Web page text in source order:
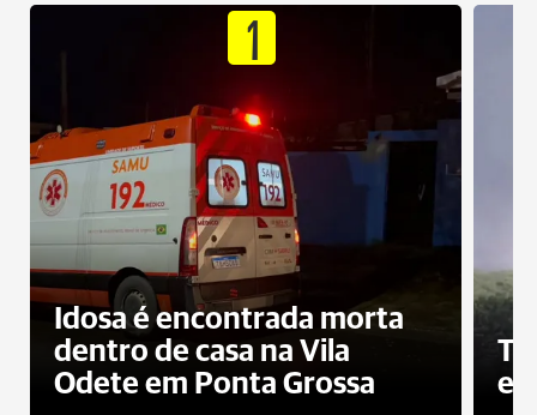
1
Idosa é encontrada morta
dentro de casa na Vila
Odete em Ponta Grossa
e